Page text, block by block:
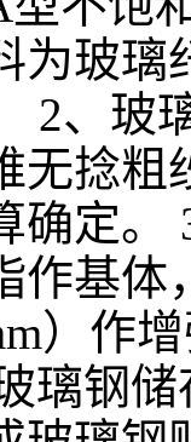
为玻
2、玻
无捻粗
确定
作基
）作
璃钢